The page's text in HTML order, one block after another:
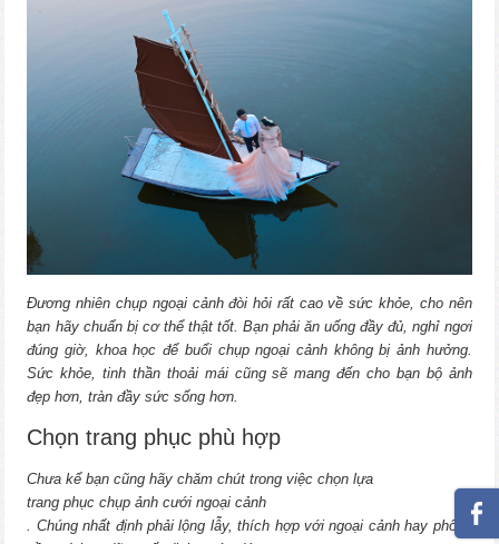
Đương nhiên chụp ngoại cảnh đòi hỏi rất cao về sức khỏe, cho nên
bạn hãy chuẩn bị cơ thể thật tốt. Bạn phải ăn uống đầy đủ, nghỉ ngơi
đúng giờ, khoa học để buổi chụp ngoại cảnh không bị ảnh hưởng.
Sức khỏe, tinh thần thoải mái cũng sẽ mang đến cho bạn bộ ảnh
đẹp hơn, tràn đầy sức sống hơn.
Chọn trang phục phù hợp
Chưa kể bạn cũng hãy chăm chút trong việc chọn lựa
trang phục chụp ảnh cưới ngoại cảnh
. Chúng nhất định phải lộng lẫy, thích hợp với ngoại cảnh hay phông